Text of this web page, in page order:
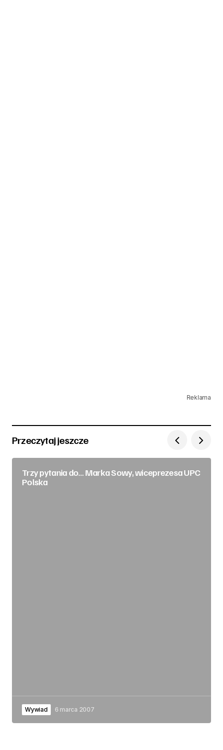
Reklama
Przeczytaj jeszcze
Trzy pytania do… Marka Sowy, wiceprezesa UPC
Polska
Wywiad 6 marca 2007